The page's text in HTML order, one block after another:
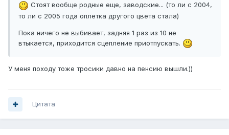
Стоят вообще родные еще, заводские... (то ли с 2004,
то ли с 2005 года оплетка другого цвета стала)
Пока ничего не выбивает, задняя 1 раз из 10 не
втыкается, приходится сцепление приотпускать.
У меня походу тоже тросики давно на пенсию вышли.))
Цитата